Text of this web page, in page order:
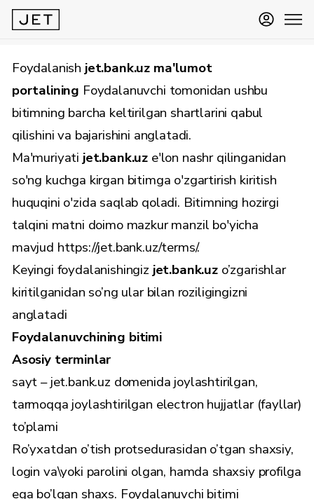
Foydalanish jet.bank.uz ma'lumot
portalining Foydalanuvchi tomonidan ushbu
bitimning barcha keltirilgan shartlarini qabul
qilishini va bajarishini anglatadi.
Ma'muriyati jet.bank.uz e'lon nashr qilinganidan
so'ng kuchga kirgan bitimga o'zgartirish kiritish
huquqini o'zida saqlab qoladi. Bitimning hozirgi
talqini matni doimo mazkur manzil bo'yicha
mavjud https://jet.bank.uz/terms/.
Keyingi foydalanishingiz jet.bank.uzo’zgarishlar
kiritilganidan so’ng ular bilan roziligingizni
anglatadi
Foydalanuvchining bitimi
Asosiy terminlar
sayt – jet.bank.uz domenida joylashtirilgan,
tarmoqqa joylashtirilgan electron hujjatlar (fayllar)
to’plami
Ro’yxatdan o’tish protsedurasidan o’tgan shaxsiy,
login va\yoki parolini olgan, hamda shaxsiy profilga
ega bo’lgan shaxs. Foydalanuvchi bitimi